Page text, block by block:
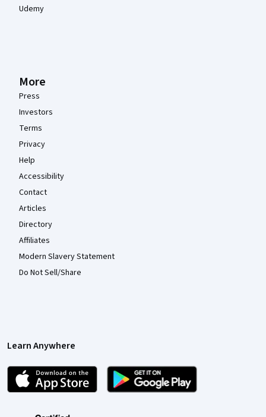
Udemy
More
Press
Investors
Terms
Privacy
Help
Accessibility
Contact
Articles
Directory
Affiliates
Modern Slavery Statement
Do Not Sell/Share
Learn Anywhere